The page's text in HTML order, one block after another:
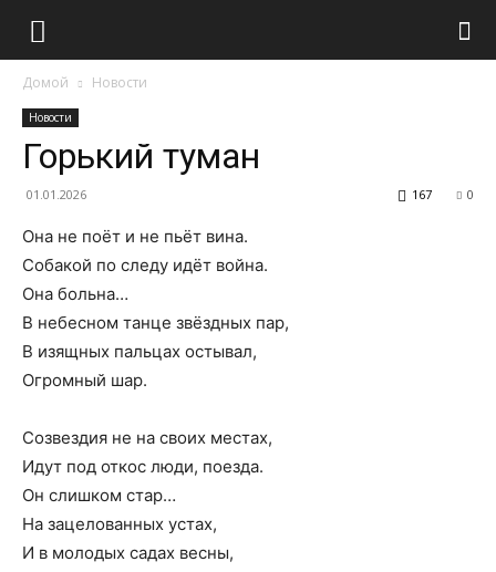
Домой Новости
Новости
Горький туман
01.01.2026 0
167
Она не поёт и не пьёт вина.
Собакой по следу идёт война.
Она больна…
В небесном танце звёздных пар,
В изящных пальцах остывал,
Огромный шар.
Созвездия не на своих местах,
Идут под откос люди, поезда.
Он слишком стар…
На зацелованных устах,
И в молодых садах весны,